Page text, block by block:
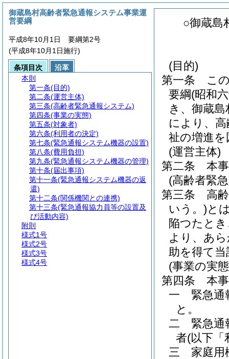
○御蔵島
(目的)
第一条
こ
要綱(昭和
き、御蔵
により、
祉の増進
(運営主体)
第二条
本
(高齢者緊
第三条
高
いう。)と
陥つたと
より、あ
助を得て
(事業の実
第四条
本
一
緊急通
と。
二
緊急
者(以下「
三
家庭用
御蔵島村高齢者緊急通報システム事業運
営要綱
平成8年10月1日 要綱第2号
(平成8年10月1日施行)
条項目次
沿革
本則
第一条(目的)
第二条(運営主体)
第三条(高齢者緊急通報システム)
第四条(事業の実態)
第五条(対象者)
第六条(利用者の決定)
第七条(緊急通報システム機器の設置)
第八条(費用負担)
第九条(緊急通報システム機器の管理)
第十条(届出事項)
第十一条(緊急通報システム機器の返
還)
第十二条(関係機関との連携)
第十三条(緊急通報協力員等の設置及
び活動内容)
附則
様式1号
様式2号
様式3号
様式4号